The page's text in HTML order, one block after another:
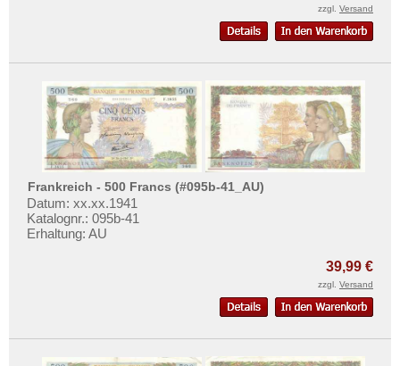
zzgl. Versand
Frankreich - 500 Francs (#095b-41_AU)
Datum: xx.xx.1941
Katalognr.: 095b-41
Erhaltung: AU
39,99 €
zzgl. Versand